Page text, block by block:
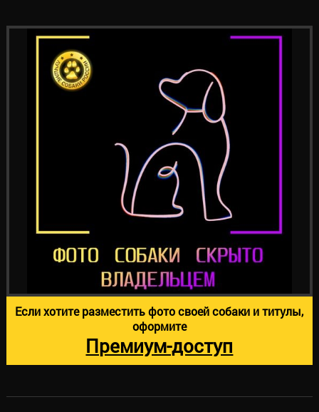
Если хотите разместить фото своей собаки и титулы,
оформите
Премиум-доступ